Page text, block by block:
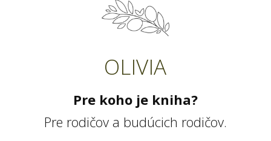
OLIVIA
Pre koho je kniha?
Pre rodičov a budúcich rodičov.